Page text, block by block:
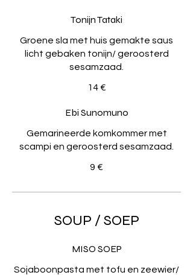
Tonijn Tataki
Groene sla met huis gemakte saus
licht gebaken tonijn/ geroosterd
sesamzaad.
14 €
Ebi Sunomuno
Gemarineerde komkommer met
scampi en geroosterd sesamzaad.
9 €
SOUP / SOEP
MISO SOEP
Sojaboonpasta met tofu en zeewier/